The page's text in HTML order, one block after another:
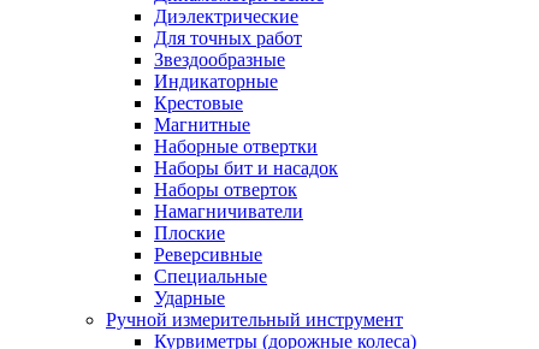
Диэлектрические
Для точных работ
Звездообразные
Индикаторные
Крестовые
Магнитные
Наборные отвертки
Наборы бит и насадок
Наборы отверток
Намагничиватели
Плоские
Реверсивные
Специальные
Ударные
Ручной измерительный инструмент
Курвиметры (дорожные колеса)